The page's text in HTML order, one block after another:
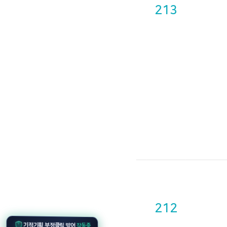
213
212
기적기획 부정클릭 방어작동중